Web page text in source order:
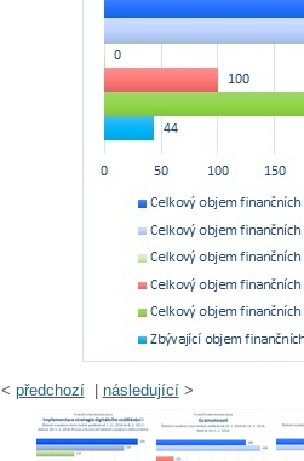
< předchozí| následující>